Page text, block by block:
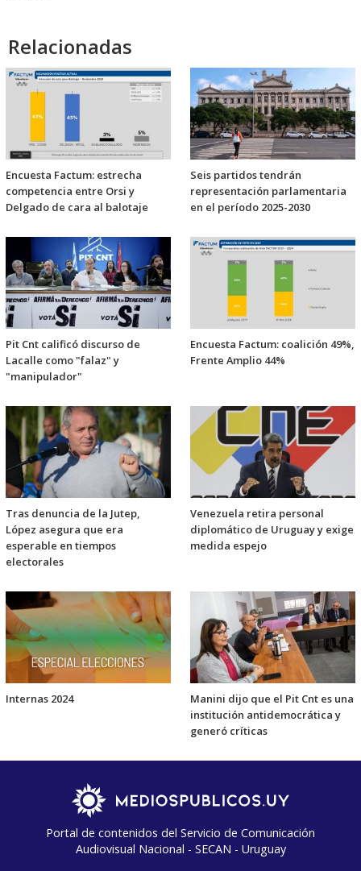
Relacionadas
Encuesta Factum: estrecha
competencia entre Orsi y
Delgado de cara al balotaje
Seis partidos tendrán
representación parlamentaria
en el período 2025-2030
Pit Cnt calificó discurso de
Lacalle como "falaz" y
"manipulador"
Encuesta Factum: coalición 49%,
Frente Amplio 44%
Tras denuncia de la Jutep,
López asegura que era
esperable en tiempos
electorales
Venezuela retira personal
diplomático de Uruguay y exige
medida espejo
Internas 2024
Manini dijo que el Pit Cnt es una
institución antidemocrática y
generó críticas
Portal de contenidos del Servicio de Comunicación
Audiovisual Nacional - SECAN - Uruguay